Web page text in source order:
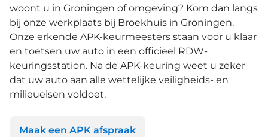
woont u in Groningen of omgeving? Kom dan langs
bij onze werkplaats bij Broekhuis in Groningen.
Onze erkende APK-keurmeesters staan voor u klaar
en toetsen uw auto in een officieel RDW-
keuringsstation. Na de APK-keuring weet u zeker
dat uw auto aan alle wettelijke veiligheids- en
milieueisen voldoet.
Maak een APK afspraak